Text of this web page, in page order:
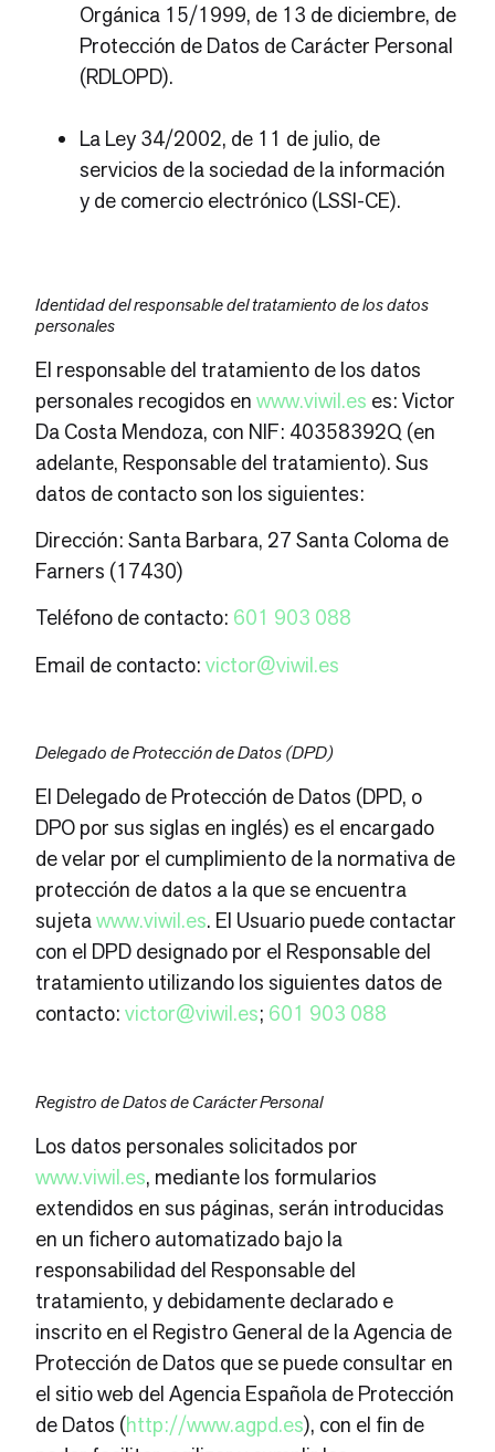
Orgánica 15/1999, de 13 de diciembre, de
Protección de Datos de Carácter Personal
(RDLOPD).
La Ley 34/2002, de 11 de julio, de
servicios de la sociedad de la información
y de comercio electrónico (LSSI-CE).
Identidad del responsable del tratamiento de los datos
personales
El responsable del tratamiento de los datos
personales recogidos enwww.viwil.es es: Victor
Da Costa Mendoza, con NIF: 40358392Q (en
adelante, Responsable del tratamiento). Sus
datos de contacto son los siguientes:
Dirección: Santa Barbara, 27 Santa Coloma de
Farners (17430)
Teléfono de contacto: 601 903 088
Email de contacto:victor@viwil.es
Delegado de Protección de Datos (DPD)
El Delegado de Protección de Datos (DPD, o
DPO por sus siglas en inglés) es el encargado
de velar por el cumplimiento de la normativa de
protección de datos a la que se encuentra
sujetawww.viwil.es. El Usuario puede contactar
con el DPD designado por el Responsable del
tratamiento utilizando los siguientes datos de
contacto:victor@viwil.es; 601 903 088
Registro de Datos de Carácter Personal
Los datos personales solicitados por
www.viwil.es, mediante los formularios
extendidos en sus páginas, serán introducidas
en un fichero automatizado bajo la
responsabilidad del Responsable del
tratamiento, y debidamente declarado e
inscrito en el Registro General de la Agencia de
Protección de Datos que se puede consultar en
el sitio web del Agencia Española de Protección
de Datos (http://www.agpd.es), con el fin de